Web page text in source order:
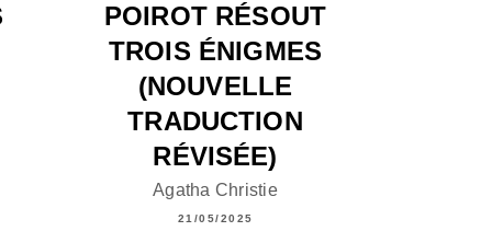
POIROT RÉSOUT
TROIS ÉNIGMES
(NOUVELLE
TRADUCTION
RÉVISÉE)
Agatha Christie
21/05/2025